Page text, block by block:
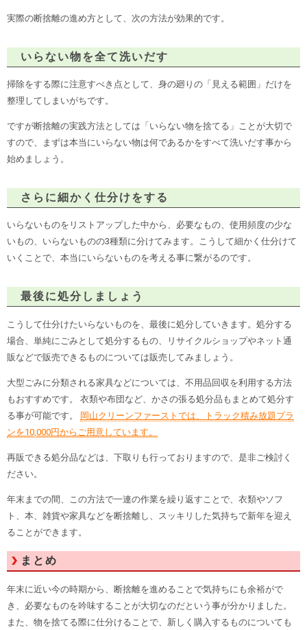
実際の断捨離の進め方として、次の方法が効果的です。
いらない物を全て洗いだす
掃除をする際に注意すべき点として、身の廻りの「見える範囲」だけを
整理してしまいがちです。
ですが断捨離の実践方法としては「いらない物を捨てる」ことが大切で
すので、まずは本当にいらない物は何であるかをすべて洗いだす事から
始めましょう。
さらに細かく仕分けをする
いらないものをリストアップした中から、必要なもの、使用頻度の少な
いもの、いらないものの3種類に分けてみます。こうして細かく仕分けて
いくことで、本当にいらないものを考える事に繋がるのです。
最後に処分しましょう
こうして仕分けたいらないものを、最後に処分していきます。処分する
場合、単純にごみとして処分するもの、リサイクルショップやネット通
販などで販売できるものについては販売してみましょう。
大型ごみに分類される家具などについては、不用品回収を利用する方法
もおすすめです。 衣類や布団など、かさの張る処分品もまとめて処分す
る事が可能です。
岡山クリーンファーストでは、トラック積み放題プラ
ンを10,000円からご用意しています。
再販できる処分品などは、下取りも行っておりますので、是非ご検討く
ださい。
年末までの間、この方法で一連の作業を繰り返すことで、衣類やソフ
ト、本、雑貨や家具などを断捨離し、スッキリした気持ちで新年を迎え
ることができます。
まとめ
年末に近い今の時期から、断捨離を進めることで気持ちにも余裕がで
き、必要なものを吟味することが大切なのだという事が分かりました。
また、物を捨てる際に仕分けることで、新しく購入するものについても